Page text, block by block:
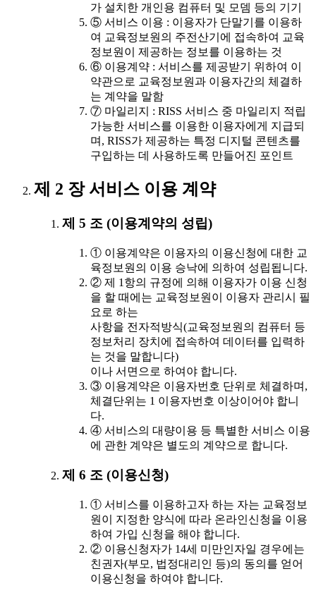
가 설치한 개인용 컴퓨터 및 모뎀 등의 기기
⑤ 서비스 이용 : 이용자가 단말기를 이용하
여 교육정보원의 주전산기에 접속하여 교육
정보원이 제공하는 정보를 이용하는 것
⑥ 이용계약 : 서비스를 제공받기 위하여 이
약관으로 교육정보원과 이용자간의 체결하
는 계약을 말함
⑦ 마일리지 : RISS 서비스 중 마일리지 적립
가능한 서비스를 이용한 이용자에게 지급되
며, RISS가 제공하는 특정 디지털 콘텐츠를
구입하는 데 사용하도록 만들어진 포인트
제 2 장 서비스 이용 계약
제 5 조 (이용계약의 성립)
① 이용계약은 이용자의 이용신청에 대한 교
육정보원의 이용 승낙에 의하여 성립됩니다.
② 제 1항의 규정에 의해 이용자가 이용 신청
을 할 때에는 교육정보원이 이용자 관리시 필
요로 하는
사항을 전자적방식(교육정보원의 컴퓨터 등
정보처리 장치에 접속하여 데이터를 입력하
는 것을 말합니다)
이나 서면으로 하여야 합니다.
③ 이용계약은 이용자번호 단위로 체결하며,
체결단위는 1 이용자번호 이상이어야 합니
다.
④ 서비스의 대량이용 등 특별한 서비스 이용
에 관한 계약은 별도의 계약으로 합니다.
제 6 조 (이용신청)
① 서비스를 이용하고자 하는 자는 교육정보
원이 지정한 양식에 따라 온라인신청을 이용
하여 가입 신청을 해야 합니다.
② 이용신청자가 14세 미만인자일 경우에는
친권자(부모, 법정대리인 등)의 동의를 얻어
이용신청을 하여야 합니다.